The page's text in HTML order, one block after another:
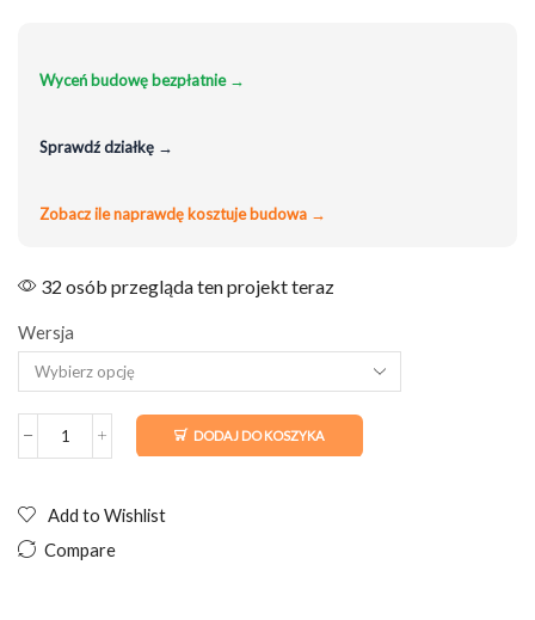
Wyceń budowę bezpłatnie →
Sprawdź działkę →
Zobacz ile naprawdę kosztuje budowa →
32 osób przegląda ten projekt teraz
Wersja
ilość
70m2
antresolą
DODAJ DO KOSZYKA
Add to Wishlist
Compare